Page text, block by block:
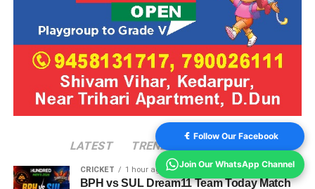
LATEST TRENDING
CRICKET 1 hour ago
BPH vs SUL Dream11 Team Today Match
Follow Our Facebook
Join Our WhatsApp Channel